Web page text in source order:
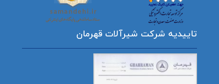
تاییدیه شرکت شیرآلات قهرمان